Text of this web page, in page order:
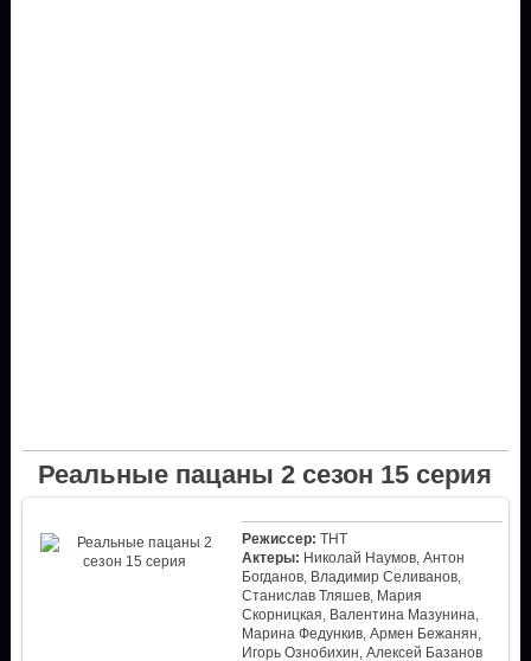
Реальные пацаны 2 сезон 15 серия
Режиссер: ТНТ
Актеры: Николай Наумов, Антон
Богданов, Владимир Селиванов,
Станислав Тляшев, Мария
Скорницкая, Валентина Мазунина,
Марина Федункив, Армен Бежанян,
Игорь Ознобихин, Алексей Базанов